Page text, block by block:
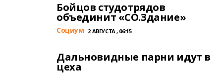
Бойцов студотрядов
объединит «СО.Здание»
Cоциум 2 АВГУСТА , 06:15
Дальновидные парни идут в
цеха